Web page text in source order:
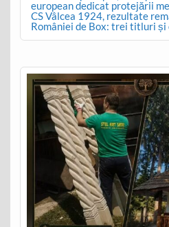
navigation
european dedicat protejării
CS Vâlcea 1924, rezultate
României de Box: trei titluri și